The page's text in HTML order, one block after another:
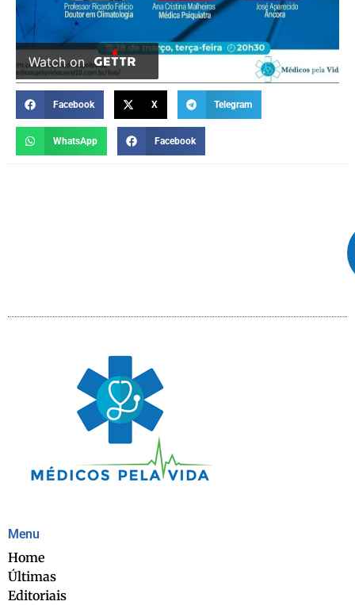
Facebook X Telegram
WhatsApp Facebook
Menu
Home
Últimas
Editoriais